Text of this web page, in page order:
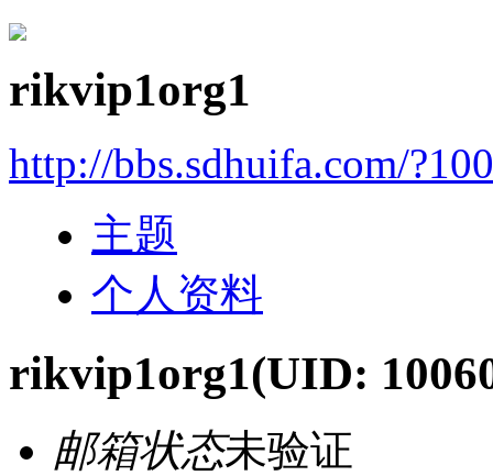
rikvip1org1
http://bbs.sdhuifa.com/
主题
个人资料
rikvip1org1(UID:
邮箱状态未验证